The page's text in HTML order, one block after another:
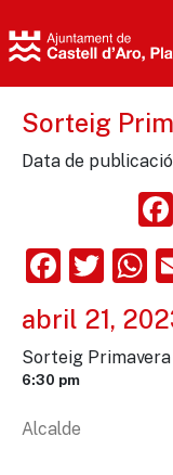
Sorteig
Data de publicació
abril 21,
Sorteig Primavera
6:30 pm
Alcalde